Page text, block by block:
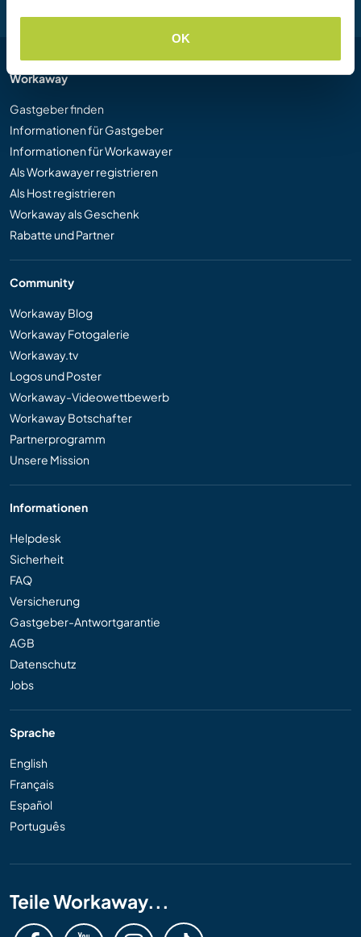
OK
Workaway
Gastgeber finden
Informationen für Gastgeber
Informationen für Workawayer
Als Workawayer registrieren
Als Host registrieren
Workaway als Geschenk
Rabatte und Partner
Community
Workaway Blog
Workaway Fotogalerie
Workaway.tv
Logos und Poster
Workaway-Videowettbewerb
Workaway Botschafter
Partnerprogramm
Unsere Mission
Informationen
Helpdesk
Sicherheit
FAQ
Versicherung
Gastgeber-Antwortgarantie
AGB
Datenschutz
Jobs
Sprache
English
Français
Español
Português
Teile Workaway...